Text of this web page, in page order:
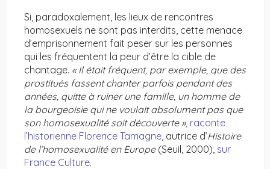
Si, paradoxalement, les lieux de rencontres
homosexuels ne sont pas interdits, cette menace
d’emprisonnement fait peser sur les personnes
qui les fréquentent la peur d’être la cible de
chantage. « Il était fréquent, par exemple, que des
prostitués fassent chanter parfois pendant des
années, quitte à ruiner une famille, un homme de
la bourgeoisie qui ne voulait absolument pas que
son homosexualité soit découverte », raconte
l’historienne Florence Tamagne, autrice d’Histoire
de l’homosexualité en Europe(Seuil, 2000), sur
France Culture.